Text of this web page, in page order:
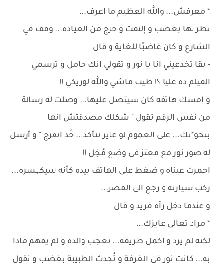
* معرفش... والله العظيم ما اعرف...
نظر لها بغضب و إلتفت و خرج من العيادة... وقف في
الشارع و كان غاضبًا للغاية و قال
- بقا تخدعيني انا يا نور و تقولي انك حامل و ترسمي
الفيلم ده عليا ؟! طيب ماشي والله لوريكي !!
و امسك هاتفه كان سيتصل عليها... وصلت له رسالة
من نفس الرقم تقول " شكلك مصدقتش انها
بتخو*نك... على العموم لو عايز تتأكد... خُد اتفرج " و أرسل
له صور نور مع معتز في وضع مُخِل !!
احمرت عيناه و ضغط على الهاتف بيده كأنه سيكـ,ـسره...
ركب سيارته و رجع الى القصر...
و عندما دخل رآه فريد و قال
* مراد تعالى عايزك...
لكنه لم يرد و اكمل طريقه... تعجب والده و لم يفهم ماذا
به... كانت نور في الغرفة و تُحدث الطبيبة بغضب و تقول